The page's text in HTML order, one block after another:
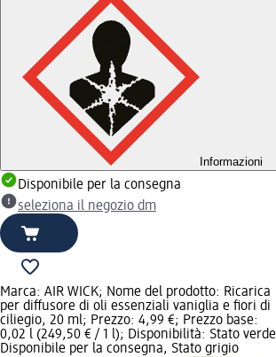
Informazioni
Disponibile per la consegna
seleziona il negozio dm
Marca: AIR WICK; Nome del prodotto: Ricarica
per diffusore di oli essenziali vaniglia e fiori di
ciliegio, 20 ml; Prezzo: 4,99 €; Prezzo base:
0,02 l (249,50 € / 1 l); Disponibilità: Stato verde
Disponibile per la consegna, Stato grigio